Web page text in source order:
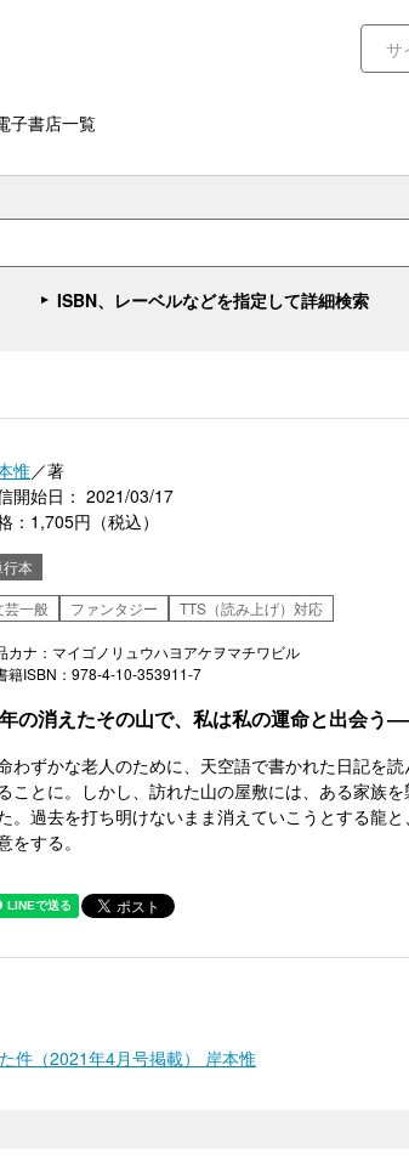
子書店一覧
ISBN、レーベルなどを指定して詳細検索
惟／著
開始日： 2021/03/17
：1,705円（税込）
行本
芸一般
ファンタジー TTS（読み上げ）対応
カナ：マイゴノリュウハヨアケヲマチワビル
籍ISBN：978-4-10-353911-7
の消えたその山で、私は私の運命と出会う
わずかな老人のために、天空語で書かれた日記を
ことに。しかし、訪れた山の屋敷には、ある家族
。過去を打ち明けないまま消えていこうとする龍
をする。
件（2021年4月号掲載） 岸本惟